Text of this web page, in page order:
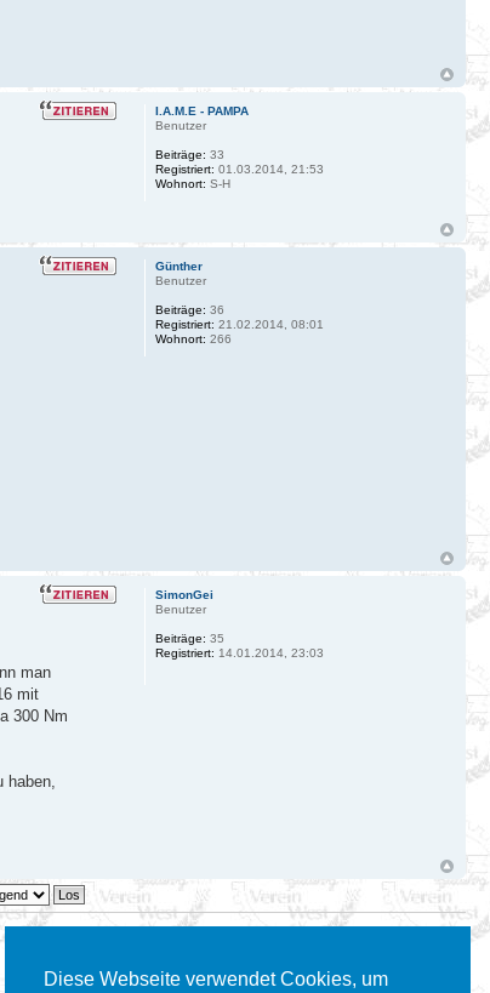
Diese Webseite verwendet Cookies, um
I.A.M.E - PAMPA
Benutzer
Beiträge: 33
Registriert: 01.03.2014, 21:53
Wohnort: S-H
Günther
Benutzer
Beiträge: 36
Registriert: 21.02.2014, 08:01
Wohnort: 266
man
mit
300 Nm
SimonGei
Benutzer
Beiträge: 35
Registriert: 14.01.2014, 23:03
Gehe zu: